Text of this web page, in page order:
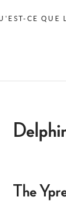
CE QUE
The